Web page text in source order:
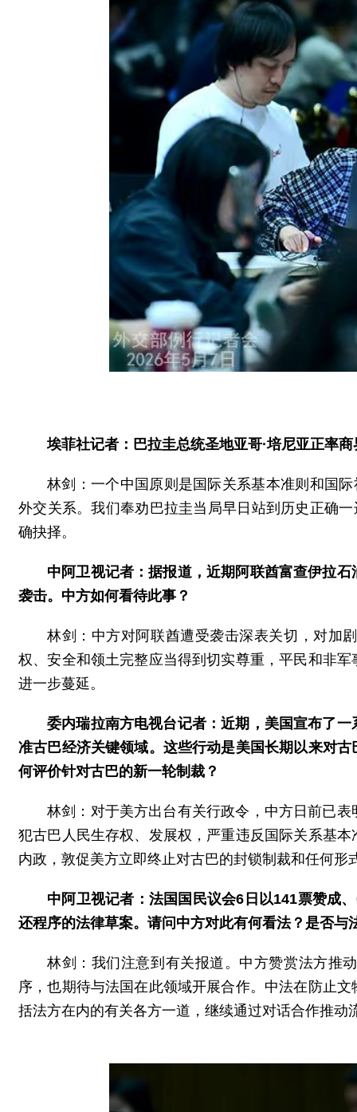
埃菲社记者：巴拉圭总统圣地亚哥·培尼亚正率
林剑：一个中国原则是国际关系基本准则和国
外交关系。我们奉劝巴拉圭当局早日站到历史正确
确抉择。
中阿卫视记者：据报道，近期阿联酋富查伊拉
袭击。中方如何看待此事？
林剑：中方对阿联酋遭受袭击深表关切，对加
权、安全和领土完整应当得到切实尊重，平民和非
进一步蔓延。
委内瑞拉南方电视台记者：近期，美国宣布了
准古巴经济关键领域。这些行动是美国长期以来对
何评价针对古巴的新一轮制裁？
林剑：对于美方出台有关行政令，中方日前已
犯古巴人民生存权、发展权，严重违反国际关系基
内政，敦促美方立即终止对古巴的封锁制裁和任何形
中阿卫视记者：法国国民议会6日以141票赞成
还程序的法律草案。请问中方对此有何看法？是否
林剑：我们注意到有关报道。中方赞赏法方推
序，也期待与法国在此领域开展合作。中法在防止
括法方在内的有关各方一道，继续通过对话合作推